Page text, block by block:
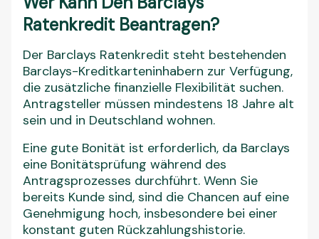
Ratenkredit Beantragen?
Der Barclays Ratenkredit steht bestehenden
Barclays-Kreditkarteninhabern zur Verfügung,
die zusätzliche finanzielle Flexibilität suchen.
Antragsteller müssen mindestens 18 Jahre alt
sein und in Deutschland wohnen.
Eine gute Bonität ist erforderlich, da Barclays
eine Bonitätsprüfung während des
Antragsprozesses durchführt. Wenn Sie
bereits Kunde sind, sind die Chancen auf eine
Genehmigung hoch, insbesondere bei einer
konstant guten Rückzahlungshistorie.